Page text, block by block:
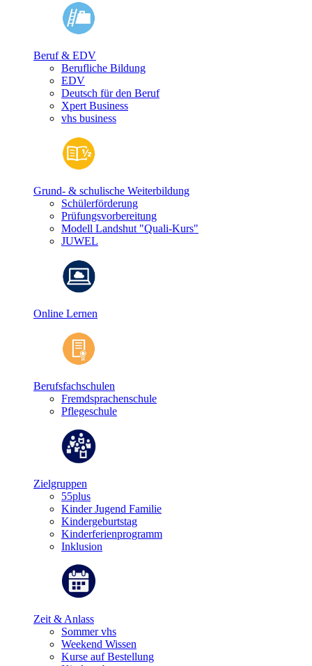
Beruf & EDV
Berufliche Bildung
EDV
Deutsch für den Beruf
Xpert Business
vhs business
Grund- & schulische Weiterbildung
Schülerförderung
Prüfungsvorbereitung
Modell Landshut "Quali-Kurs"
JUWEL
Online Lernen
Berufsfachschulen
Fremdsprachenschule
Pflegeschule
Zielgruppen
55plus
Kinder Jugend Familie
Kindergeburtstag
Kinderferienprogramm
Inklusion
Zeit & Anlass
Sommer vhs
Weekend Wissen
Kurse auf Bestellung